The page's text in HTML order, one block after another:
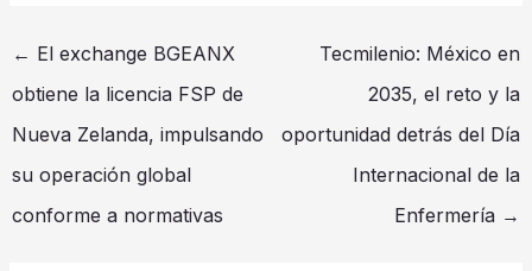
← El exchange BGEANX
obtiene la licencia FSP de
Nueva Zelanda, impulsando
su operación global
conforme a normativas
Tecmilenio: México en
2035, el reto y la
oportunidad detrás del Día
Internacional de la
Enfermería →